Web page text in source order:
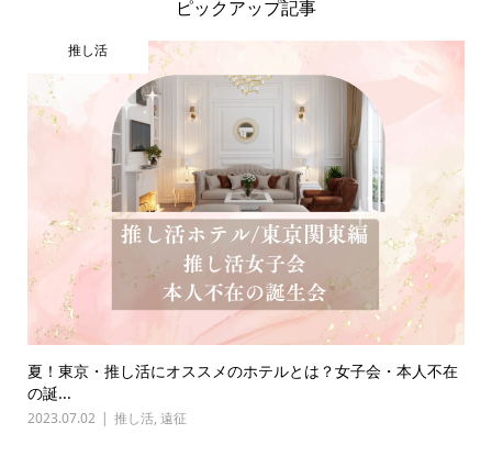
ピックアップ記事
推し活
夏！東京・推し活にオススメのホテルとは？女子会・本人不在
の誕...
2023.07.02 推し活, 遠征